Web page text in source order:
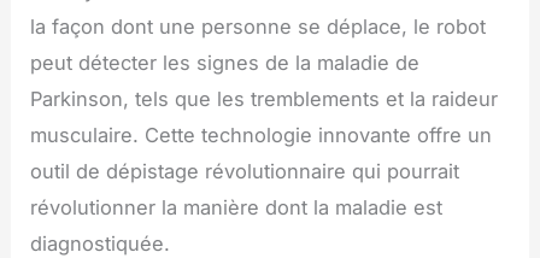
la façon dont une personne se déplace, le robot
peut détecter les signes de la maladie de
Parkinson, tels que les tremblements et la raideur
musculaire. Cette technologie innovante offre un
outil de dépistage révolutionnaire qui pourrait
révolutionner la manière dont la maladie est
diagnostiquée.